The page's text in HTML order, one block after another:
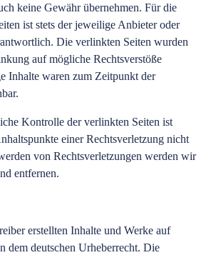
keine Gewähr übernehmen. Für die
ist stets der jeweilige Anbieter oder
Die verlinkten Seiten wurden
auf mögliche Rechtsverstöße
Inhalte waren zum Zeitpunkt der
Kontrolle der verlinkten Seiten ist
einer Rechtsverletzung nicht
von Rechtsverletzungen werden wir
entfernen.
erstellten Inhalte und Werke auf
dem deutschen Urheberrecht. Die